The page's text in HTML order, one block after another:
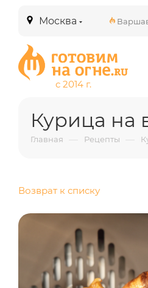
Москва
Курица на
Главная — Рецепты —
Возврат к списку